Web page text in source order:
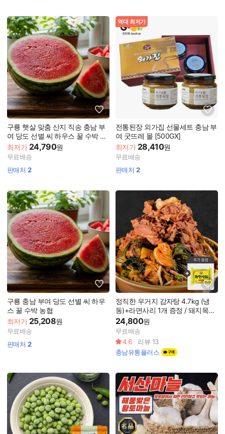
구룡 햇살 맞춤 산지 직송 충남 부
여 당도 선별 씨 하우스 꿀 수박 농
협
최저가 24,790원
무료배송
판매처 2
역대 최저가
전통된장 외가집 선물세트 충남 부
여 굿뜨레 몰 [500GX]
최저가 28,410원
무료배송
판매처 2
구룡 충남 부여 당도 선별 씨 하우
스 꿀 수박 농협
최저가 25,208원
무료배송
판매처 2
정직한 우거지 감자탕 4.7kg (냉
동)+라면사리 1개 증정 / 돼지목뼈
로 만든 진짜 산더미 감자탕
24,800원
무료배송
4.6
리뷰 13
충남유통플러스